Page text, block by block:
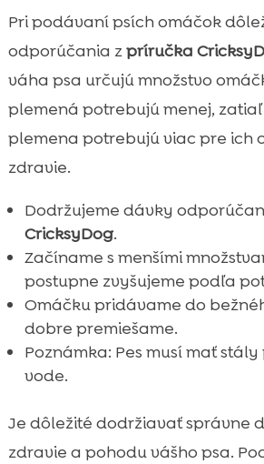
Pri podávaní psích omáčok
odporúčania zpríručka
váha psa určujú množstvo
plemená potrebujú menej,
plemena potrebujú viac pre ich
zdravie.
Dodržujeme dávky
CricksyDog.
Začíname s menšími
postupne zvyšujeme podľa
Omáčku pridávame do
dobre premiešame.
Poznámka: Pes musí mať
vode.
Je dôležité dodržiavať správne
zdravie a pohodu vášho psa.